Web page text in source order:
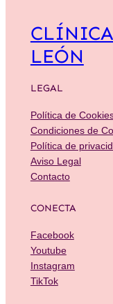
LEÓN
LEGAL
Política de
Condiciones de
Política de
Aviso Legal
Contacto
CONECTA
Facebook
Youtube
Instagram
TikTok